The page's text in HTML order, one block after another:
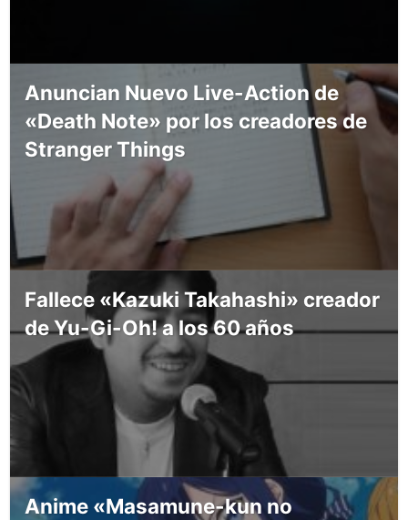
Anuncian Nuevo Live-Action de
«Death Note» por los creadores de
Stranger Things
Fallece «Kazuki Takahashi» creador
de Yu-Gi-Oh! a los 60 años
Anime «Masamune-kun no